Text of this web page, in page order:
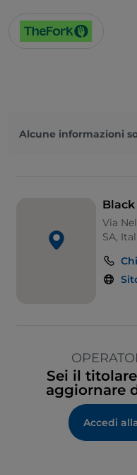
Alcune informazioni
Via
SA,
Sei il
aggiornare
Accedi